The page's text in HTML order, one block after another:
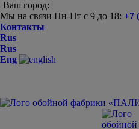
Ваш город:
Мы на связи Пн-Пт с 9 до 18: +7
Контакты
Rus
Rus
Eng